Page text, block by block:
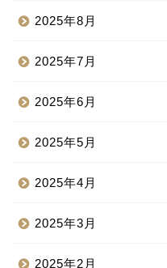
2025年8月
2025年7月
2025年6月
2025年5月
2025年4月
2025年3月
2025年2月